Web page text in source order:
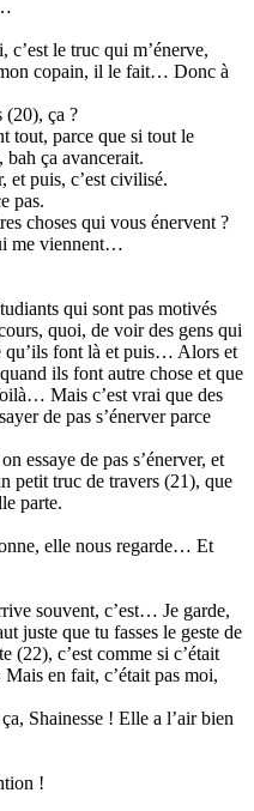
le truc qui m’énerve,
copain, il le fait… Donc à
(20), ça ?
tout, parce que si tout le
ça avancerait.
et puis, c’est civilisé.
pas.
choses qui vous énervent ?
me viennent…
qui sont pas motivés
quoi, de voir des gens qui
qu’ils font là et puis… Alors et
ils font autre chose et que
Mais c’est vrai que des
de pas s’énerver parce
essaye de pas s’énerver, et
petit truc de travers (21), que
parte.
elle nous regarde… Et
souvent, c’est… Je garde,
juste que tu fasses le geste de
(22), c’est comme si c’était
en fait, c’était pas moi,
Shainesse ! Elle a l’air bien
!